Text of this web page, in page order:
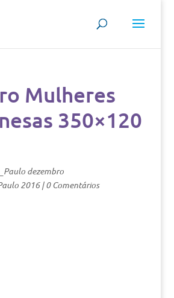
Mulheres
350×120
dezembro
2016|0 Comentários